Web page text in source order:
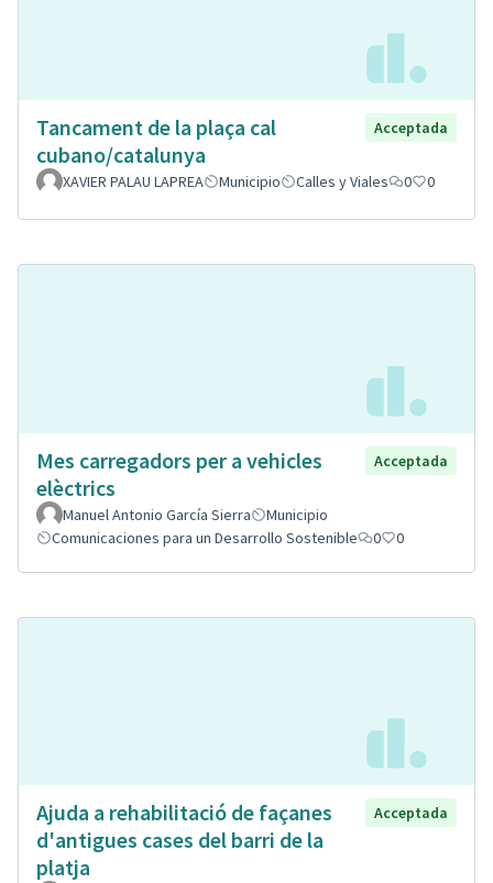
Tancament de la plaça cal
cubano/catalunya
Acceptada
XAVIER PALAU LAPREA Municipio Calles y Viales 0 0
Mes carregadors per a vehicles
elèctrics
Acceptada
Manuel Antonio García Sierra
Municipio
Comunicaciones para un Desarrollo Sostenible
0 0
Ajuda a rehabilitació de façanes
d'antigues cases del barri de la
platja
Acceptada